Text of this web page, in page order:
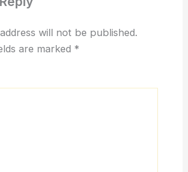
will not be published.
are marked *